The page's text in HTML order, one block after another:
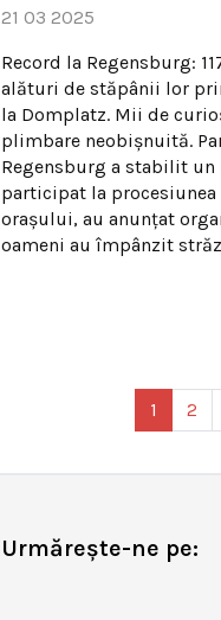
21 03 2025
Record la Regensburg:
alături de stăpânii lor
la Domplatz. Mii de
plimbare neobișnuită.
Regensburg a stabilit un
participat la
orașului, au anunțat
oameni au împânzit
1 2
Urmărește-ne pe: